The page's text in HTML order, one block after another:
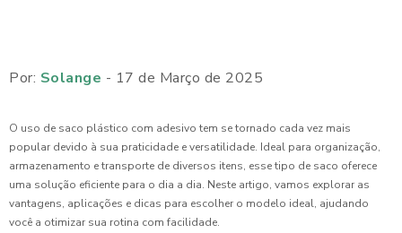
Por: Solange - 17 de Março de 2025
O uso de saco plástico com adesivo tem se tornado cada vez mais
popular devido à sua praticidade e versatilidade. Ideal para organização,
armazenamento e transporte de diversos itens, esse tipo de saco oferece
uma solução eficiente para o dia a dia. Neste artigo, vamos explorar as
vantagens, aplicações e dicas para escolher o modelo ideal, ajudando
você a otimizar sua rotina com facilidade.